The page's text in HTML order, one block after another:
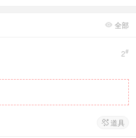
 全部
2#
 道具